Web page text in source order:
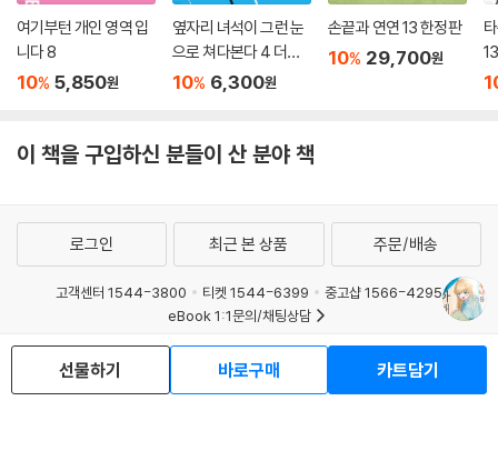
여기부턴 개인 영역 입
니다 8
10% 5,850원
옆자리 녀석이 그런 눈
으로 쳐다본다 4 더블
특전판
10% 6,300원
손끝과 연연 13 한정판
10% 29,700원
13
이 책을 구입하신 분들이 산 분야 책
선물하기 바로구매 카트담기
로그인 최근 본 상품 주문/배송
고객센터 1544-3800 티켓 1544-6399
중고샵 1566-4295
eBook 1:1문의/채팅상담
예스이십사(주) 사업자 정보
이용약관
개인정보처리방침
청소년보호정책